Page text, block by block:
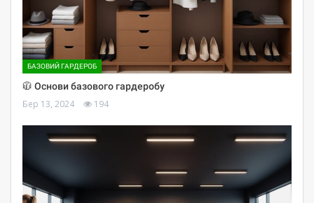
БАЗОВИЙ ГАРДЕРОБ
🧥 Основи базового гардеробу
Бер 13, 2024 194